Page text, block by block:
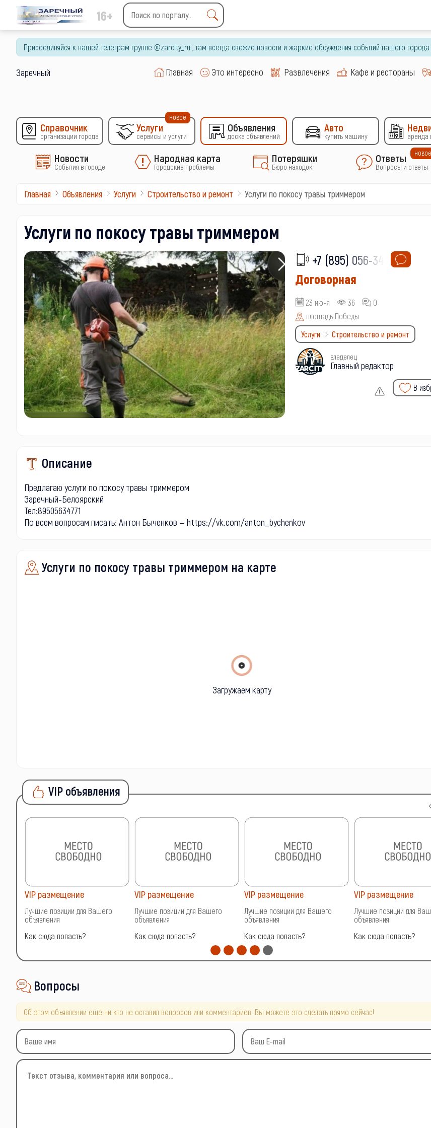
16+
Type 2 or more characters
for results.
Присоединяйся к нашей телеграм группе @zarcity_ru , там всегда свежие новости и жаркие обсуждения событий нашего
Заречный Главная Это интересно Развлечения Кафе и рестораны
Справочник
организации города
Услуги
сервисы и услуги
новое
Объявления
доска объявлений
Авто
купить машину аренда
Новости
События в городе
Народная карта
Городские проблемы
Потеряшки
Бюро находок
Ответы
Вопросы и ответы
новое
Главная Объявления Услуги Строительство и ремонт Услуги по покосу травы триммером
Услуги по покосу травы триммером
+7 (895) 056-34-
Договорная
23 июня 36
0
площадь Победы
Услуги
Строительство и ремонт
владелец
Главный редактор
В
Описание
Предлагаю услуги по покосу травы триммером
Заречный-Белоярский
Тел:89505634771
По всем вопросам писать: Антон Быченков — https://vk.com/anton_bychenkov
Услуги по покосу травы триммером на карте
Загружаем карту
VIP объявления
VIP размещение
Лучшие позиции для Вашего
объявления
Как сюда попасть?
VIP размещение
Лучшие позиции для Вашего
объявления
Как сюда попасть?
VIP размещение
Лучшие позиции для Вашего
объявления
Как сюда попасть?
VIP размещение
Лучшие позиции для
объявления
Как сюда попасть?
Вопросы
Об этом объявлении еще ни кто не оставил вопросов или комментариев. Вы можете это сделать прямо сейчас!